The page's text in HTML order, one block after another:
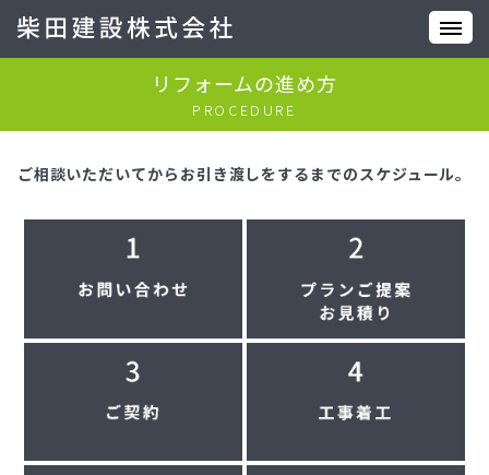
リフォームの進め方
PROCEDURE
ご相談いただいてからお引き渡しをするまでのスケジュール。